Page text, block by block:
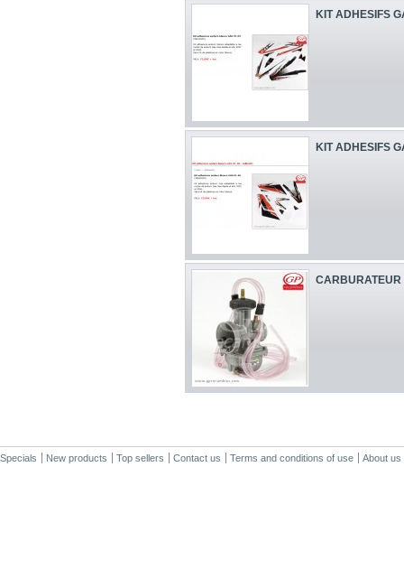
KIT ADHESIFS
KIT ADHESIFS
CARBURATEUR
Specials New products Top sellers Contact us Terms and conditions of use About us